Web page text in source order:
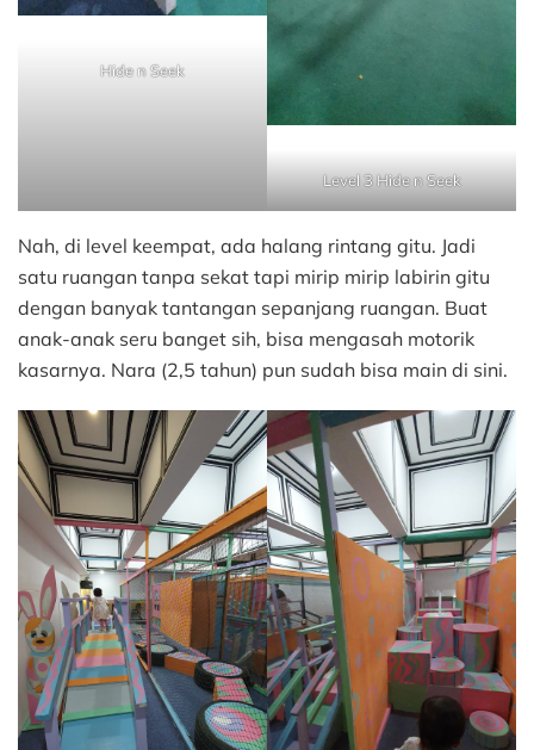
Hide n Seek
Level 3 Hide n Seek
Nah, di level keempat, ada halang rintang gitu. Jadi
satu ruangan tanpa sekat tapi mirip mirip labirin gitu
dengan banyak tantangan sepanjang ruangan. Buat
anak-anak seru banget sih, bisa mengasah motorik
kasarnya. Nara (2,5 tahun) pun sudah bisa main di sini.